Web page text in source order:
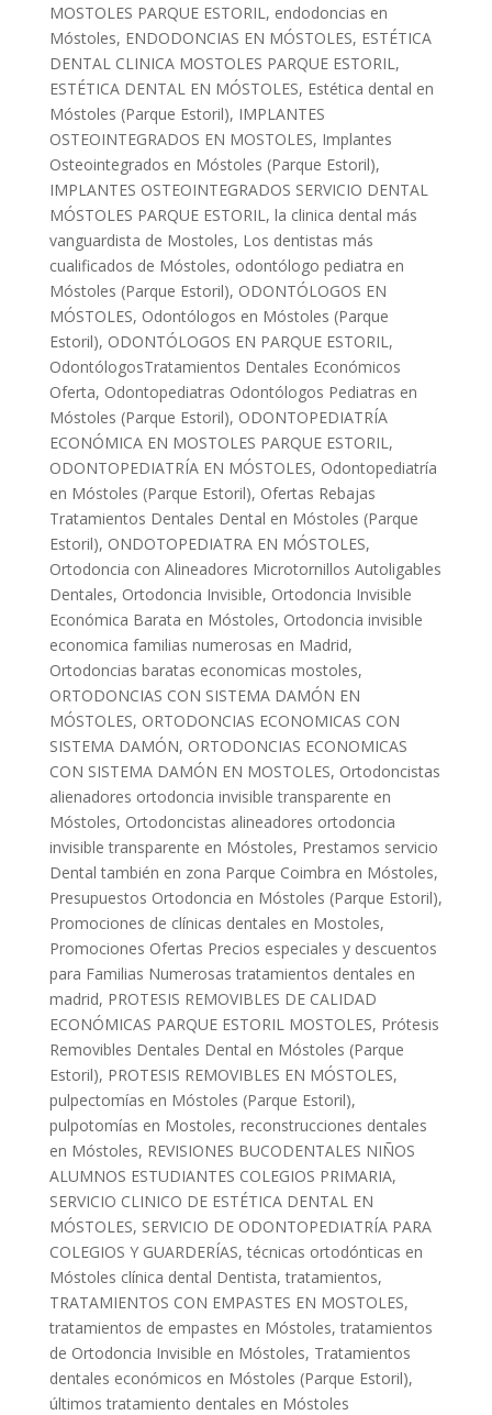
MOSTOLES PARQUE ESTORIL, endodoncias en
Móstoles, ENDODONCIAS EN MÓSTOLES, ESTÉTICA
DENTAL CLINICA MOSTOLES PARQUE ESTORIL,
ESTÉTICA DENTAL EN MÓSTOLES, Estética dental en
Móstoles (Parque Estoril), IMPLANTES
OSTEOINTEGRADOS EN MOSTOLES, Implantes
Osteointegrados en Móstoles (Parque Estoril),
IMPLANTES OSTEOINTEGRADOS SERVICIO DENTAL
MÓSTOLES PARQUE ESTORIL, la clinica dental más
vanguardista de Mostoles, Los dentistas más
cualificados de Móstoles, odontólogo pediatra en
Móstoles (Parque Estoril), ODONTÓLOGOS EN
MÓSTOLES, Odontólogos en Móstoles (Parque
Estoril), ODONTÓLOGOS EN PARQUE ESTORIL,
OdontólogosTratamientos Dentales Económicos
Oferta, Odontopediatras Odontólogos Pediatras en
Móstoles (Parque Estoril), ODONTOPEDIATRÍA
ECONÓMICA EN MOSTOLES PARQUE ESTORIL,
ODONTOPEDIATRÍA EN MÓSTOLES, Odontopediatría
en Móstoles (Parque Estoril), Ofertas Rebajas
Tratamientos Dentales Dental en Móstoles (Parque
Estoril), ONDOTOPEDIATRA EN MÓSTOLES,
Ortodoncia con Alineadores Microtornillos Autoligables
Dentales, Ortodoncia Invisible, Ortodoncia Invisible
Económica Barata en Móstoles, Ortodoncia invisible
economica familias numerosas en Madrid,
Ortodoncias baratas economicas mostoles,
ORTODONCIAS CON SISTEMA DAMÓN EN
MÓSTOLES, ORTODONCIAS ECONOMICAS CON
SISTEMA DAMÓN, ORTODONCIAS ECONOMICAS
CON SISTEMA DAMÓN EN MOSTOLES, Ortodoncistas
alienadores ortodoncia invisible transparente en
Móstoles, Ortodoncistas alineadores ortodoncia
invisible transparente en Móstoles, Prestamos servicio
Dental también en zona Parque Coimbra en Móstoles,
Presupuestos Ortodoncia en Móstoles (Parque Estoril),
Promociones de clínicas dentales en Mostoles,
Promociones Ofertas Precios especiales y descuentos
para Familias Numerosas tratamientos dentales en
madrid, PROTESIS REMOVIBLES DE CALIDAD
ECONÓMICAS PARQUE ESTORIL MOSTOLES, Prótesis
Removibles Dentales Dental en Móstoles (Parque
Estoril), PROTESIS REMOVIBLES EN MÓSTOLES,
pulpectomías en Móstoles (Parque Estoril),
pulpotomías en Mostoles, reconstrucciones dentales
en Móstoles, REVISIONES BUCODENTALES NIÑOS
ALUMNOS ESTUDIANTES COLEGIOS PRIMARIA,
SERVICIO CLINICO DE ESTÉTICA DENTAL EN
MÓSTOLES, SERVICIO DE ODONTOPEDIATRÍA PARA
COLEGIOS Y GUARDERÍAS,técnicas ortodónticas en
Móstoles clínica dental Dentista,tratamientos,
TRATAMIENTOS CON EMPASTES EN MOSTOLES,
tratamientos de empastes en Móstoles,tratamientos
de Ortodoncia Invisible en Móstoles, Tratamientos
dentales económicos en Móstoles (Parque Estoril),
últimos tratamiento dentales en Móstoles